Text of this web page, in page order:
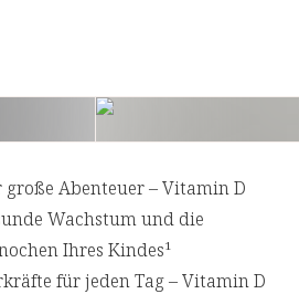
große Abenteuer – Vitamin D
Wachstum und die
Ihres Kindes¹
für jeden Tag – Vitamin D